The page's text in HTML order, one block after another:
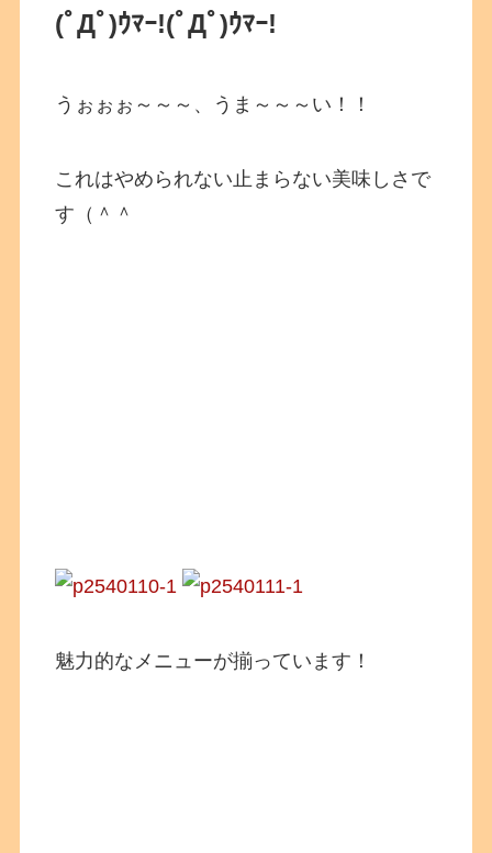
(ﾟДﾟ)ｳﾏｰ!(ﾟДﾟ)ｳﾏｰ!
うぉぉぉ～～～、うま～～～い！！
これはやめられない止まらない美味しさで
す（＾＾
魅力的なメニューが揃っています！